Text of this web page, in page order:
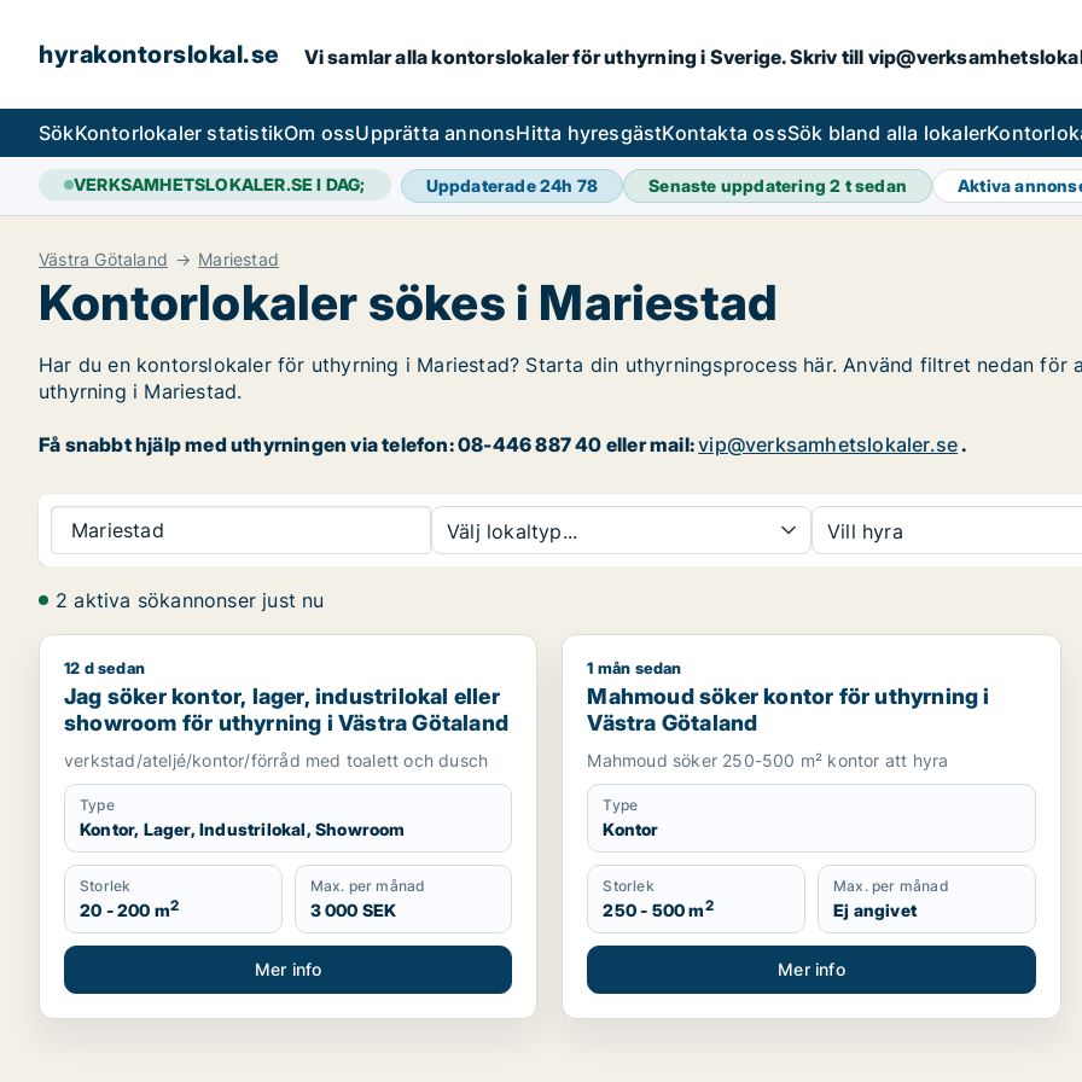
hyrakontorslokal.se Vi samlar alla kontorslokaler för uthyrning i Sverige. Skriv till
SökKontorlokaler statistikOm ossUpprätta annonsHitta hyresgästKontakta ossSök bland alla lokaler
VERKSAMHETSLOKALER.SE I DAG; Uppdaterade 24h 78 Senaste uppdatering2 t sedan Aktiva
Västra Götaland Mariestad
Kontorlokaler sökes i Mariestad
Har du en kontorslokaler för uthyrning i Mariestad? Starta din uthyrningsprocess här. Använd filtret nedan
uthyrning i Mariestad.
Få snabbt hjälp med uthyrningen via telefon: 08-446 887 40 eller mail:vip@verksamhetslokaler.se.
Mariestad Välj lokaltyp... Vill hyra
2 aktiva sökannonser just nu
Jag söker kontor, lager, industrilokal eller showroom för uthyrning i Västra Götaland
12 d sedan
Jag söker kontor, lager, industrilokal eller
showroom för uthyrning i Västra Götaland
verkstad/ateljé/kontor/förråd med toalett och dusch
Type
Kontor, Lager, Industrilokal, Showroom
Storlek
20 - 200 m2
Max. per månad
3 000 SEK
Mer info
Mahmoud söker kontor för uthyrning i Västra
1 mån sedan
Mahmoud söker kontor för uthyrning i
Västra Götaland
Mahmoud söker 250-500 m² kontor att hyra
Type
Kontor
Storlek
250 - 500 m2
Max. per månad
Ej angivet
Mer info